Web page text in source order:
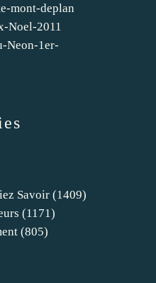
Savoir (1409)
(1171)
(805)
mont-deplan
Noel-2011
Neon-1er-